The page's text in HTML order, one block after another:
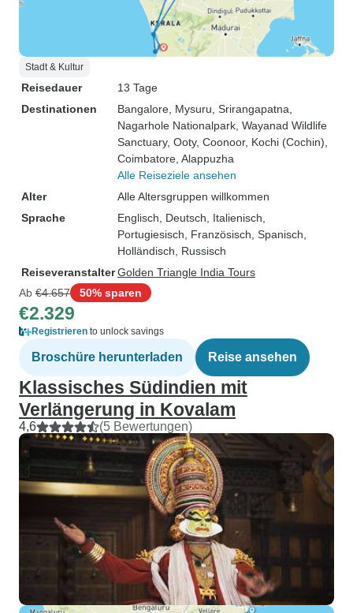
Stadt & Kultur
Reisedauer
13 Tage
Destinationen
Bangalore , Mysuru , Srirangapatna
Nagarhole Nationalpark , Wayanad Wildlife
Sanctuary, Ooty, Coonoor, Kochi (Cochin)
Coimbatore , Alappuzha
Alle Reiseziele ansehen
Alter
Alle Altersgruppen willkommen
Sprache
Englisch, Deutsch, Italienisch,
Portugiesisch, Französisch, Spanisch,
Holländisch, Russisch
ReiseveranstalterGolden Triangle India Tours
Ab €4.657 50% sparen
€2.329
Registrieren to unlock savings
Broschüre herunterladen Reise ansehen
Klassisches Südindien mit
Verlängerung in Kovalam
4,6 (5 Bewertungen)